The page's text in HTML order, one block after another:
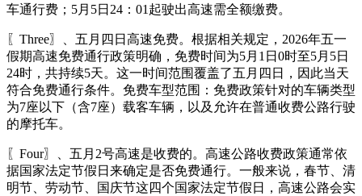
车通行费；5月5日24：01起驶出高速需全额缴费。
〖Three〗、五月四日高速免费。根据相关规定，2026年五一
假期高速免费通行政策明确，免费时间为5月1日0时至5月5日
24时，共持续5天。这一时间范围覆盖了五月四日，因此当天
符合免费通行条件。免费车型范围：免费政策针对的车辆类型
为7座以下（含7座）载客车辆，以及允许在普通收费公路行驶
的摩托车。
〖Four〗、五月2号高速是收费的。高速公路收费政策通常依
据国家法定节假日来确定是否免费通行。一般来说，春节、清
明节、劳动节、国庆节这四个国家法定节假日，高速公路会实